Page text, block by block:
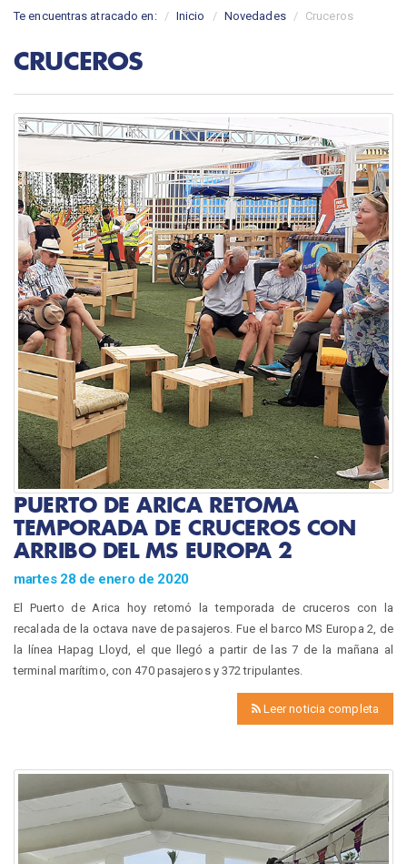
Te encuentras atracado en: Inicio Novedades Cruceros
CRUCEROS
PUERTO DE ARICA RETOMA
TEMPORADA DE CRUCEROS CON
ARRIBO DEL MS EUROPA 2
martes 28 de enero de 2020
El Puerto de Arica hoy retomó la temporada de cruceros con la
recalada de la octava nave de pasajeros. Fue el barco MS Europa 2, de
la línea Hapag Lloyd, el que llegó a partir de las 7 de la mañana al
terminal marítimo, con 470 pasajeros y 372 tripulantes.
Leer noticia completa